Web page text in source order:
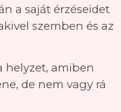
a saját érzéseidet
szemben és az
helyzet, amiben
de nem vagy rá